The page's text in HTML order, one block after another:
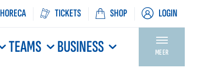
HORECA TICKETS SHOP LOGIN
TEAMS BUSINESS MEER